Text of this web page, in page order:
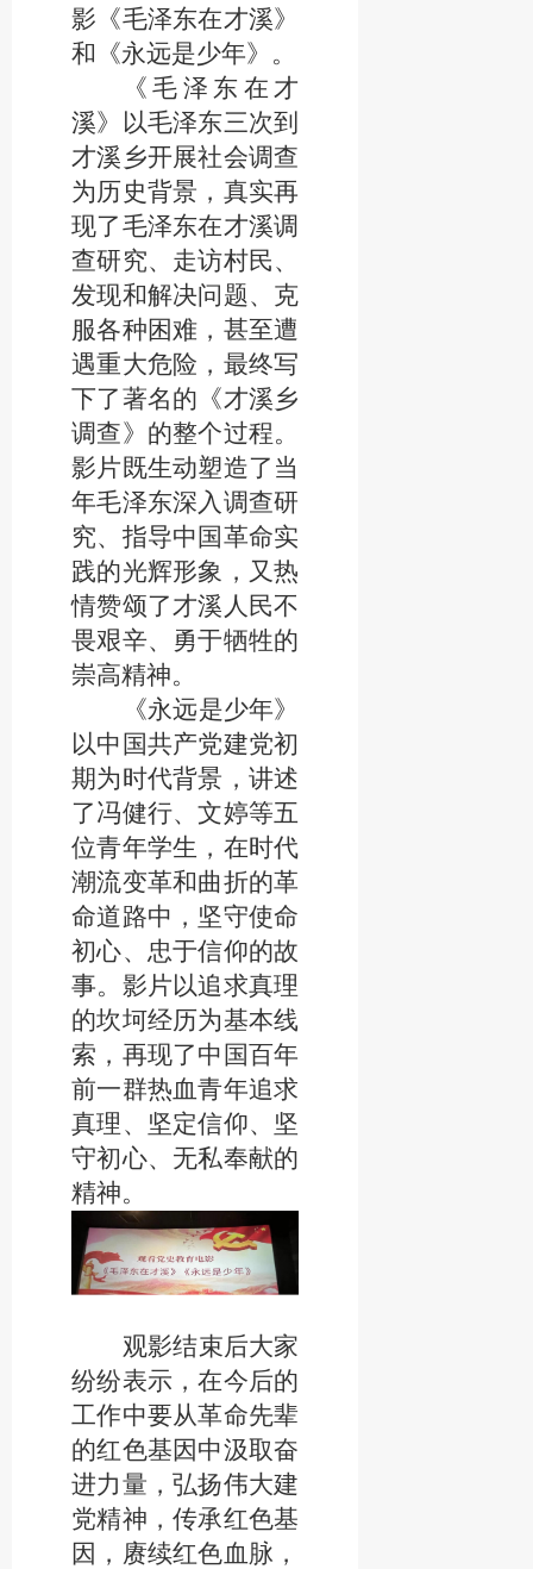
影《毛泽东在才溪》
和《永远是少年》。
《毛泽东在才
溪》以毛泽东三次到
才溪乡开展社会调查
为历史背景，真实再
现了毛泽东在才溪调
查研究、走访村民、
发现和解决问题、克
服各种困难，甚至遭
遇重大危险，最终写
下了著名的《才溪乡
调查》的整个过程。
影片既生动塑造了当
年毛泽东深入调查研
究、指导中国革命实
践的光辉形象，又热
情赞颂了才溪人民不
畏艰辛、勇于牺牲的
崇高精神。
《永远是少年》
以中国共产党建党初
期为时代背景，讲述
了冯健行、文婷等五
位青年学生，在时代
潮流变革和曲折的革
命道路中，坚守使命
初心、忠于信仰的故
事。影片以追求真理
的坎坷经历为基本线
索，再现了中国百年
前一群热血青年追求
真理、坚定信仰、坚
守初心、无私奉献的
精神。
观影结束后大家
纷纷表示，在今后的
工作中要从革命先辈
的红色基因中汲取奋
进力量，弘扬伟大建
党精神，传承红色基
因，赓续红色血脉，